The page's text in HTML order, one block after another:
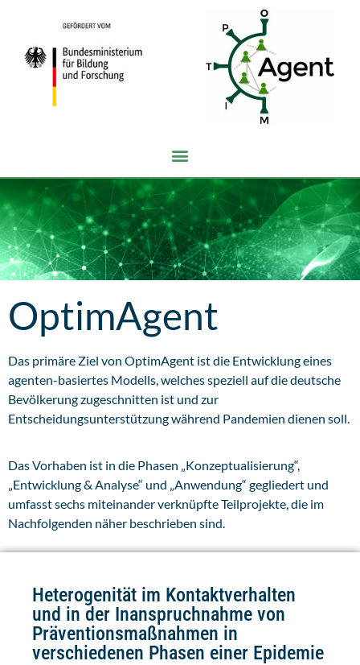
OptimAgent
Das primäre Ziel von OptimAgent ist die Entwicklung eines
agenten-basiertes Modells, welches speziell auf die deutsche
Bevölkerung zugeschnitten ist und zur
Entscheidungsunterstützung während Pandemien dienen soll.
Das Vorhaben ist in die Phasen „Konzeptualisierung“,
„Entwicklung & Analyse“ und „Anwendung“ gegliedert und
umfasst sechs miteinander verknüpfte Teilprojekte, die im
Nachfolgenden näher beschrieben sind.
Heterogenität im Kontaktverhalten
und in der Inanspruchnahme von
Präventionsmaßnahmen in
verschiedenen Phasen einer Epidemie